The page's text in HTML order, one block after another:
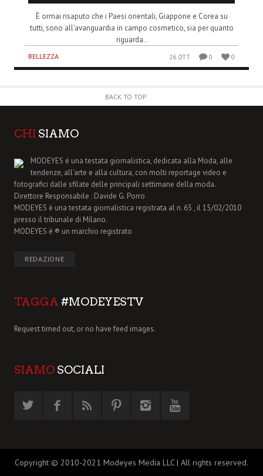
È ormai risaputo che i Paesi orientali, Giappone e Corea su
tutti, sono all’avanguardia in campo cosmetico, sia per quanto
riguarda..
BELLEZZA 26 OTT 0 0
BACK TO TOP
CHI SIAMO
MODEYES è una testata giornalistica, dedicata alla Moda, alle
tendenze, all'arte e alla cultura, con molti reportage video e
fotografici dalle sfilate delle principali settimane della moda.
Direttore Responsabile : Davide G. Porro
MODEYES è una testata giornalistica registrata al n. 65 , il 15/02/2010
presso il tribunale di Milano.
MODEYES è ® un marchio registrato
REDAZIONE
TAGGA #MODEYESTV
Request timed out, or no have feed images.
SIAMO SOCIALI
Copyright © 2010-2021 Modeyes Media LLC | All rights reserved.